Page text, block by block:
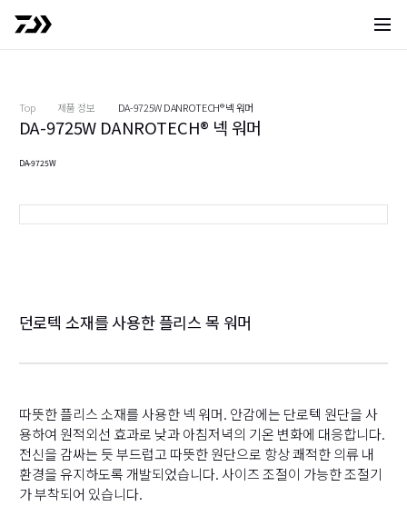
사이
Top 제품 정보 DA-9725W DANROTECH® 넥 워머
DA-9725W DANROTECH® 넥 워머
DA-9725W
던로텍 소재를 사용한 플리스 목 워머
따뜻한 플리스 소재를 사용한 넥 워머. 안감에는 단로텍 원단을 사
용하여 원적외선 효과로 낮과 아침저녁의 기온 변화에 대응합니다.
전신을 감싸는 듯 부드럽고 따뜻한 원단으로 항상 쾌적한 의류 내
환경을 유지하도록 개발되었습니다. 사이즈 조절이 가능한 조절기
가 부착되어 있습니다.